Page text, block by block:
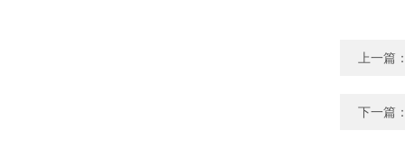
上一篇
下一篇